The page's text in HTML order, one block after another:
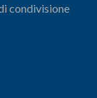
condivisione